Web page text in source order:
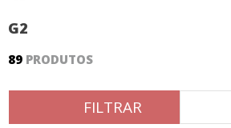
G2
89 PRODUTOS
FILTRAR
8º
calça
9º
vestidos
colorittá